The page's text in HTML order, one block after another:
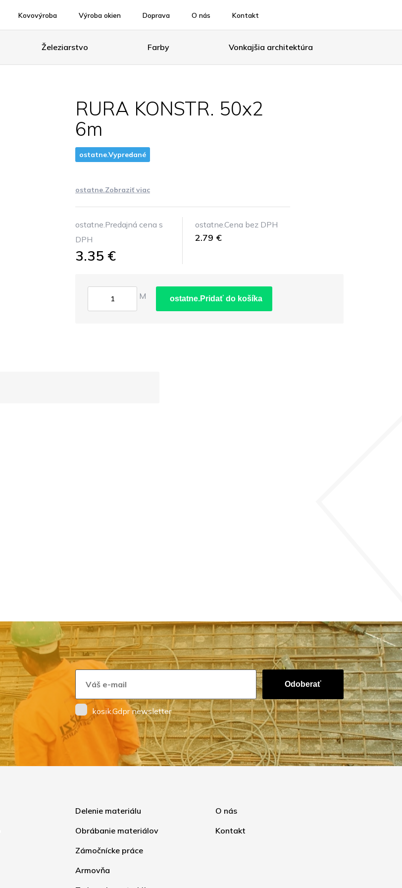
Kovovýroba Výroba okien Doprava O nás Kontakt
Železiarstvo Farby Vonkajšia architektúra
RURA KONSTR. 50x2
6m
ostatne.Vypredané
ostatne.Zobraziť viac
ostatne.Predajná cena s
DPH
3.35 €
ostatne.Cena bez DPH
2.79 €
M ostatne.Pridať do košíka
Odoberať
kosik.Gdpr newsletter
Delenie materiálu
Obrábanie materiálov
Zámočnícke práce
Armovňa
O nás
Kontakt